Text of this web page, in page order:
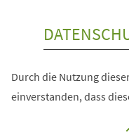
Durch die Nutzung
einverstanden, dass